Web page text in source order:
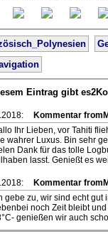
Eintrag gibt
Kommentar
Ihr Lieben, vor Tahiti
wahrer Luxus. Bin sehr
Dank für das tolle
lasst. Genießt es
Kommentar
gebe zu, wir sind echt
noch Zeit bleibt
genießen wir auch